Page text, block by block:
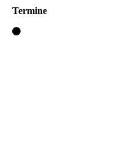
Termine